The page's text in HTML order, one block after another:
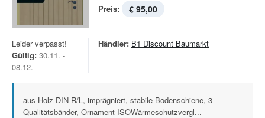
Preis: € 95,00
Leider verpasst!
Gültig: 30.11. -
08.12.
Händler: B1 Discount Baumarkt
aus Holz DIN R/L, imprägniert, stabile Bodenschiene, 3
Qualitätsbänder, Ornament-ISOWärmeschutzvergl...